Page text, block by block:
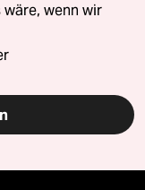
wäre, wenn wir